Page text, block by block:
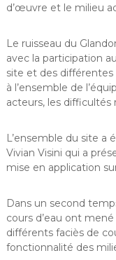
d’œuvre et le milieu
Le ruisseau du
avec la participation
site et des
à l’ensemble de
acteurs, les difficultés
L’ensemble du site a
Vivian Visini qui a
mise en application
Dans un second
cours d’eau ont
différents faciès de
fonctionnalité des